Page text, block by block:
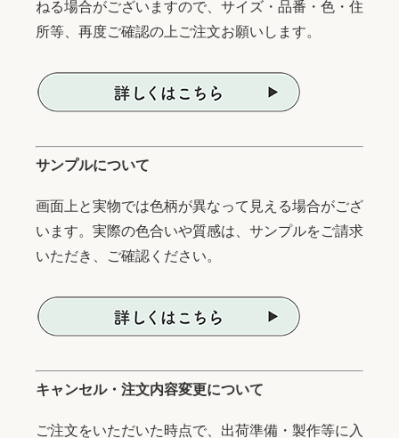
ねる場合がございますので、サイズ・品番・色・住
所等、再度ご確認の上ご注文お願いします。
サンプルについて
画面上と実物では色柄が異なって見える場合がござ
います。実際の色合いや質感は、サンプルをご請求
いただき、ご確認ください。
キャンセル・注文内容変更について
ご注文をいただいた時点で、出荷準備・製作等に入